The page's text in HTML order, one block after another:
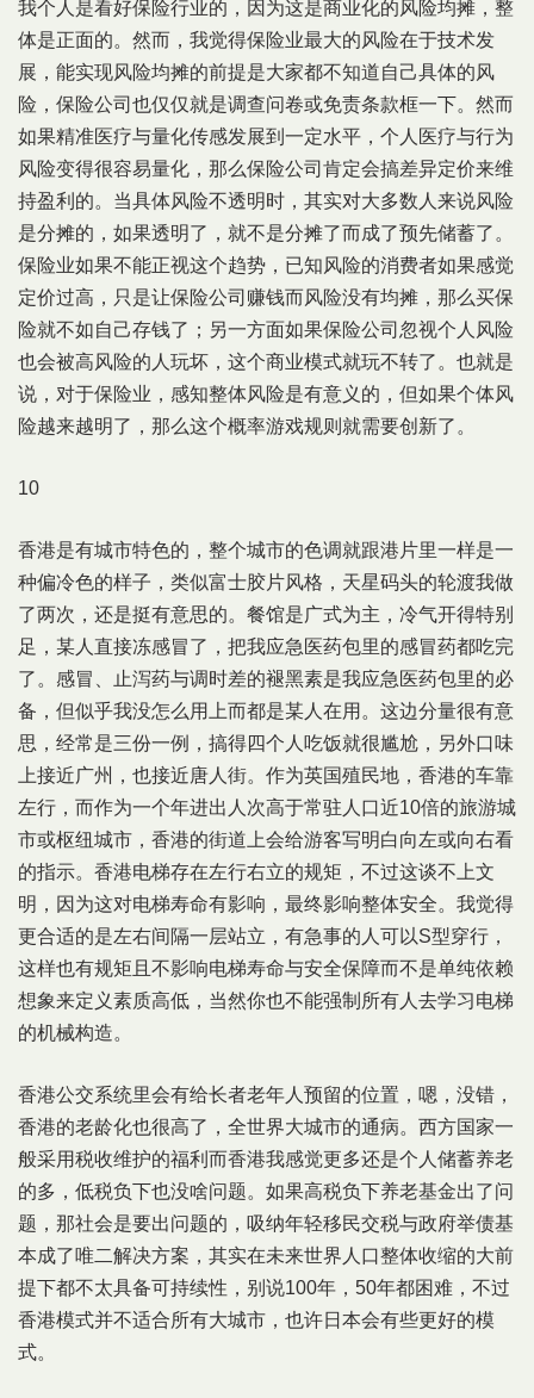
我个人是看好保险行业的，因为这是商业化的风险均摊，整
体是正面的。然而，我觉得保险业最大的风险在于技术发
展，能实现风险均摊的前提是大家都不知道自己具体的风
险，保险公司也仅仅就是调查问卷或免责条款框一下。然而
如果精准医疗与量化传感发展到一定水平，个人医疗与行为
风险变得很容易量化，那么保险公司肯定会搞差异定价来维
持盈利的。当具体风险不透明时，其实对大多数人来说风险
是分摊的，如果透明了，就不是分摊了而成了预先储蓄了。
保险业如果不能正视这个趋势，已知风险的消费者如果感觉
定价过高，只是让保险公司赚钱而风险没有均摊，那么买保
险就不如自己存钱了；另一方面如果保险公司忽视个人风险
也会被高风险的人玩坏，这个商业模式就玩不转了。也就是
说，对于保险业，感知整体风险是有意义的，但如果个体风
险越来越明了，那么这个概率游戏规则就需要创新了。
10
香港是有城市特色的，整个城市的色调就跟港片里一样是一
种偏冷色的样子，类似富士胶片风格，天星码头的轮渡我做
了两次，还是挺有意思的。餐馆是广式为主，冷气开得特别
足，某人直接冻感冒了，把我应急医药包里的感冒药都吃完
了。感冒、止泻药与调时差的褪黑素是我应急医药包里的必
备，但似乎我没怎么用上而都是某人在用。这边分量很有意
思，经常是三份一例，搞得四个人吃饭就很尴尬，另外口味
上接近广州，也接近唐人街。作为英国殖民地，香港的车靠
左行，而作为一个年进出人次高于常驻人口近10倍的旅游城
市或枢纽城市，香港的街道上会给游客写明白向左或向右看
的指示。香港电梯存在左行右立的规矩，不过这谈不上文
明，因为这对电梯寿命有影响，最终影响整体安全。我觉得
更合适的是左右间隔一层站立，有急事的人可以S型穿行，
这样也有规矩且不影响电梯寿命与安全保障而不是单纯依赖
想象来定义素质高低，当然你也不能强制所有人去学习电梯
的机械构造。
香港公交系统里会有给长者老年人预留的位置，嗯，没错，
香港的老龄化也很高了，全世界大城市的通病。西方国家一
般采用税收维护的福利而香港我感觉更多还是个人储蓄养老
的多，低税负下也没啥问题。如果高税负下养老基金出了问
题，那社会是要出问题的，吸纳年轻移民交税与政府举债基
本成了唯二解决方案，其实在未来世界人口整体收缩的大前
提下都不太具备可持续性，别说100年，50年都困难，不过
香港模式并不适合所有大城市，也许日本会有些更好的模
式。